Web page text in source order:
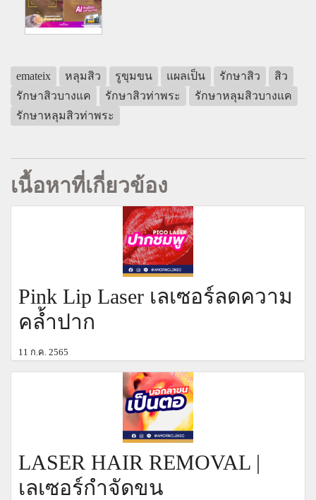
emateix หลุมสิว รูขุมขน แผลเป็น รักษาสิว
สิว
รักษาสิวบางแค
รักษาสิวท่าพระ
รักษาหลุมสิวบางแค
รักษาหลุมสิวท่าพระ
เนื้อหาที่เกี่ยวข้อง
Pink Lip Laser เลเซอร์ลดความ
คล้ำปาก
11 ก.ค. 2565
LASER HAIR REMOVAL |
เลเซอร์กำจัดขน